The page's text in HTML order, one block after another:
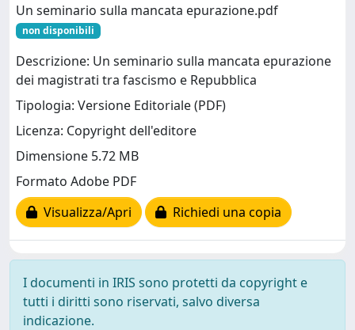
Un seminario sulla mancata epurazione.pdf
non disponibili
Descrizione: Un seminario sulla mancata epurazione
dei magistrati tra fascismo e Repubblica
Tipologia: Versione Editoriale (PDF)
Licenza: Copyright dell'editore
Dimensione 5.72 MB
Formato Adobe PDF
Visualizza/Apri
Richiedi una copia
I documenti in IRIS sono protetti da copyright e
tutti i diritti sono riservati, salvo diversa
indicazione.